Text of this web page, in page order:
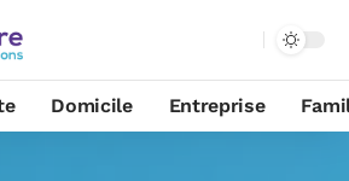
Domicile Entreprise